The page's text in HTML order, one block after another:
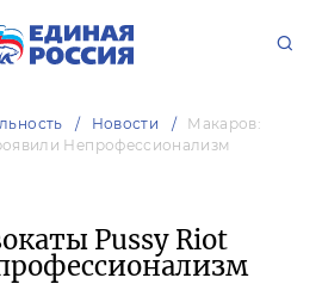
Новости
Макаров:
Непрофессионализм
Pussy Riot